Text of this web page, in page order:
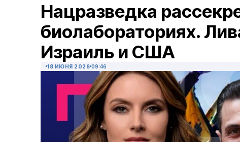
Нацразведка
биолабораториях.
Израиль и США
18 ИЮНЯ 2026 09:46